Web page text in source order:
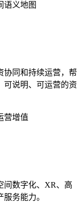
协同和持续运营，帮
可说明、可运营的资
营增值
间数字化、XR、高
务能力。